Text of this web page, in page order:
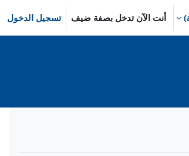
أنت الآن تدخل بصفة ضيف تسجيل الدخول